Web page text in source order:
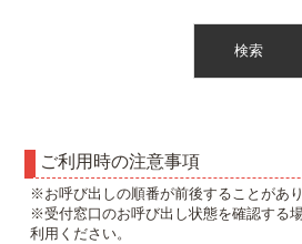
ご利用時の注意事項
※お呼び出しの順番が前後することがあ
※受付窓口のお呼び出し状態を確認する場
利用ください。